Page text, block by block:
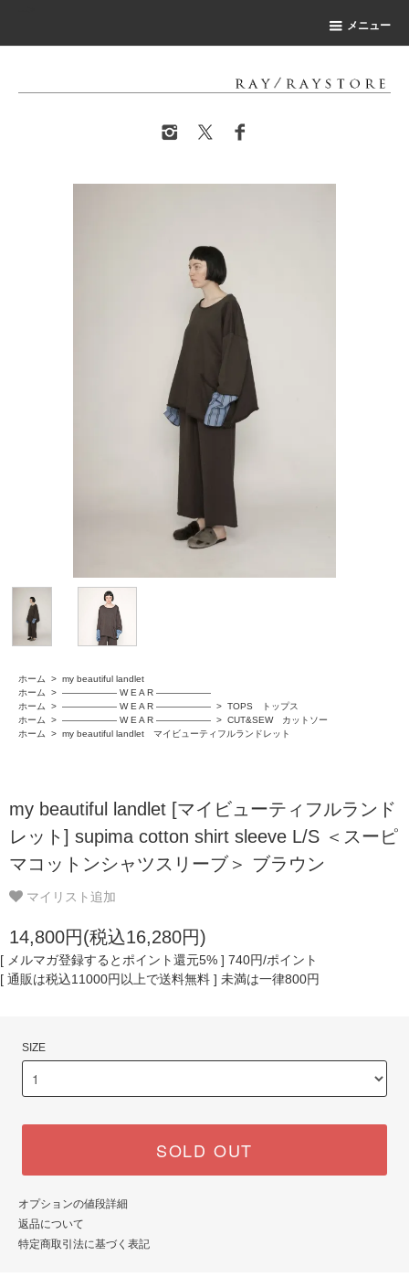
メニュー
ホーム > my beautiful landlet
ホーム
> ―――――― W E A R ――――――
ホーム
> ―――――― W E A R ―――――― > TOPS トップス
ホーム
> ―――――― W E A R ―――――― > CUT&SEW カットソー
ホーム
> my beautiful landlet マイビューティフルランドレット
my beautiful landlet [マイビューティフルランド
レット] supima cotton shirt sleeve L/S ＜スーピ
マコットンシャツスリーブ＞ ブラウン
マイリスト追加
14,800円(税込16,280円)
[ メルマガ登録するとポイント還元5% ] 740円/ポイント
[ 通販は税込11000円以上で送料無料 ] 未満は一律800円
SIZE
SOLD OUT
オプションの値段詳細
返品について
特定商取引法に基づく表記